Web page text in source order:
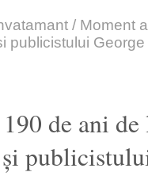
/ Moment
publicistului
de ani de